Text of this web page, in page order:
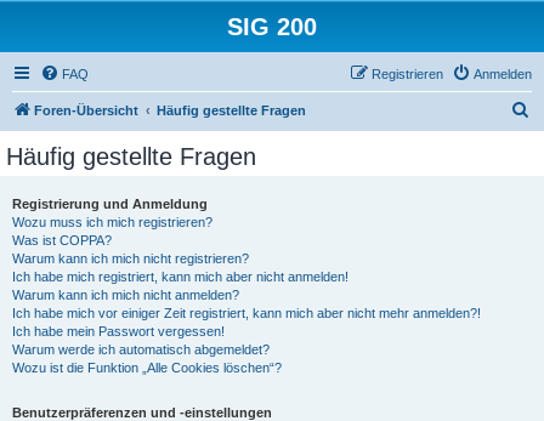
SIG 200
FAQ Anmelden
Registrieren
Foren-Übersicht Häufig gestellte Fragen
Häufig gestellte Fragen
Registrierung und Anmeldung
Wozu muss ich mich registrieren?
Was ist COPPA?
Warum kann ich mich nicht registrieren?
Ich habe mich registriert, kann mich aber nicht anmelden!
Warum kann ich mich nicht anmelden?
Ich habe mich vor einiger Zeit registriert, kann mich aber nicht mehr anmelden?!
Ich habe mein Passwort vergessen!
Warum werde ich automatisch abgemeldet?
Wozu ist die Funktion „Alle Cookies löschen“?
Benutzerpräferenzen und -einstellungen